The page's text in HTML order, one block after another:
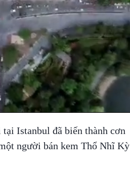
Istanbul đã biến thành cơn
người bán kem Thổ Nhĩ Kỳ